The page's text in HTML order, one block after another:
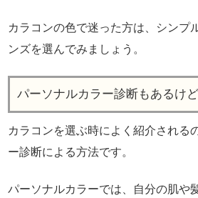
カラコンの色で迷った方は、シンプ
ンズを選んでみましょう。
パーソナルカラー診断もあるけ
カラコンを選ぶ時によく紹介される
ー診断による方法です。
パーソナルカラーでは、自分の肌や